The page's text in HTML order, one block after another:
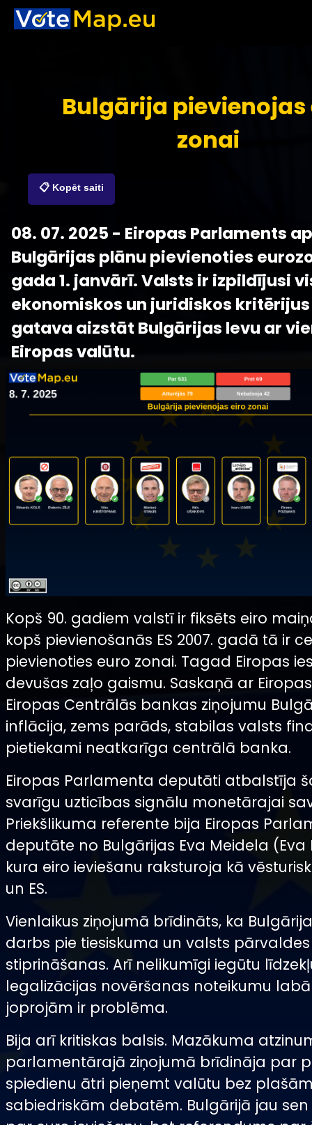
Bulgārija pievienojas
zonai
📋 Kopēt saiti
08. 07. 2025 - Eiropas Parlaments
Bulgārijas plānu pievienoties
gada 1. janvārī. Valsts ir izpildījusi
ekonomiskos un juridiskos
gatava aizstāt Bulgārijas levu ar
Eiropas valūtu.
Kopš 90. gadiem valstī ir fiksēts eiro
kopš pievienošanās ES 2007. gadā tā ir
pievienoties euro zonai. Tagad Eiropas
devušas zaļo gaismu. Saskaņā ar
Eiropas Centrālās bankas ziņojumu
inflācija, zems parāds, stabilas valsts
pietiekami neatkarīga centrālā banka.
Eiropas Parlamenta deputāti atbalstīja
svarīgu uzticības signālu monetārajai
Priekšlikuma referente bija Eiropas
deputāte no Bulgārijas Eva Meidela (Eva
kura eiro ieviešanu raksturoja kā
un ES.
Vienlaikus ziņojumā brīdināts, ka
darbs pie tiesiskuma un valsts
stiprināšanas. Arī nelikumīgi iegūtu
legalizācijas novēršanas noteikumu
joprojām ir problēma.
Bija arī kritiskas balsis. Mazākuma
parlamentārajā ziņojumā brīdināja par
spiedienu ātri pieņemt valūtu bez
sabiedriskām debatēm. Bulgārijā jau